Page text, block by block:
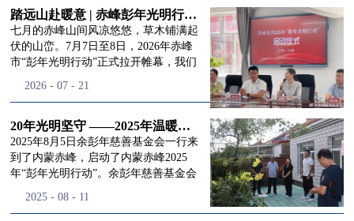
生、李玲辉先生、郭启兴先生及梅鑫先
生，现场列席人员:监事孙海跃先生，联
合党支部书记曾层同志。本次会议由理
事长徐滨主持，会议出席人数超过理事
换届会议严格按照基金会章程规定流程
同回顾了基金会过往任期内在助学兴
教、医疗救助、公益事业普惠等多个领
域深耕耕耘的公益历程，充分肯定了第
三届理事会全体成员多年来接续付出的
民、济世利人"的慈善理念所做出的突
踏远山赴暖意 | 赤峰彭年光明行动启程，入户回访接住乡亲眼底的光亮
七月的赤峰山间风凉悠悠，草木铺满起
伏的山峦。7月7日至8日，2026年赤峰
市“彭年光明行动”正式拉开帷幕，我们
土地，赴一场延续了二十一年的光明之
残联唐婷婷理事长到场参与本次启动活
动，由衷肯定了基金会坚持二十一年深
耕光明帮扶的坚守，也向长久奔走推进
项目的我们表达了谢意。二十一年时光
市与县域，一趟趟奔赴偏远地区，只为
2026 - 07 - 21
20年光明坚守 ——2025年温暖启程“彭年光明行动”内蒙赤峰
2025年8月5日余彭年慈善基金会一行来
到了内蒙赤峰，启动了内蒙赤峰2025
年“彭年光明行动”。余彭年慈善基金会
欣以及余彭年慈善基金会志愿者姜颖妍
2025 - 08 - 11
动
道>>